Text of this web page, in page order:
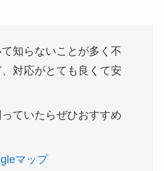
知らないことが多く不
対応がとても良くて安
ていたらぜひおすすめ
マップ